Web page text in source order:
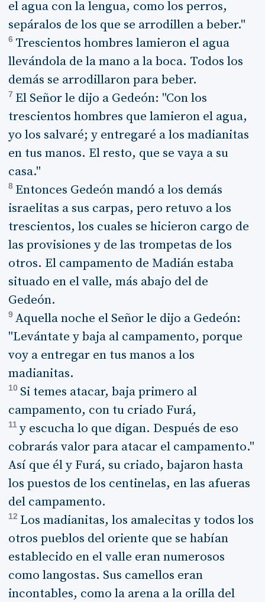
el agua con la lengua, como los perros,
sepáralos de los que se arrodillen a beber."
6 Trescientos hombres lamieron el agua
llevándola de la mano a la boca. Todos los
demás se arrodillaron para beber.
7 El Señor le dijo a Gedeón: "Con los
trescientos hombres que lamieron el agua,
yo los salvaré; y entregaré a los madianitas
en tus manos. El resto, que se vaya a su
casa."
8 Entonces Gedeón mandó a los demás
israelitas a sus carpas, pero retuvo a los
trescientos, los cuales se hicieron cargo de
las provisiones y de las trompetas de los
otros. El campamento de Madián estaba
situado en el valle, más abajo del de
Gedeón.
9 Aquella noche el Señor le dijo a Gedeón:
"Levántate y baja al campamento, porque
voy a entregar en tus manos a los
madianitas.
10 Si temes atacar, baja primero al
campamento, con tu criado Furá,
11 y escucha lo que digan. Después de eso
cobrarás valor para atacar el campamento."
Así que él y Furá, su criado, bajaron hasta
los puestos de los centinelas, en las afueras
del campamento.
12 Los madianitas, los amalecitas y todos los
otros pueblos del oriente que se habían
establecido en el valle eran numerosos
como langostas. Sus camellos eran
incontables, como la arena a la orilla del